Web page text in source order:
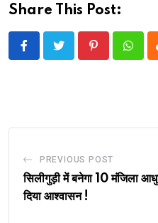
Share This Post:
Pinterest
PREVIOUS POST
सिलीगुड़ी में बनेगा 10 मंजिला
दिया आश्वासन !